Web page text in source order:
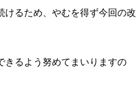
けるため、やむを得ず今回の改
きるよう努めてまいりますの